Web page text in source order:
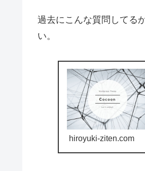
過去にこんな質問してる
い。
hiroyuki-ziten.com